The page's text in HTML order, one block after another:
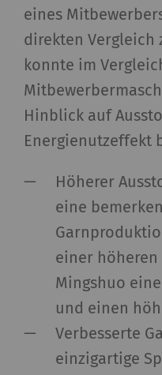
eines
direkten Vergleich
konnte im
Hinblick auf
Energienutzeffekt
Höherer
eine
einer
Mingshuo
und einen
Verbesserte
einzigartige